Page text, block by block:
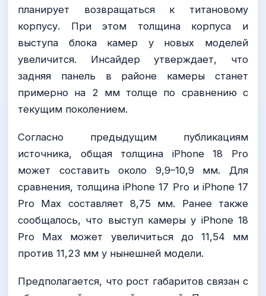
планирует возвращаться к титановому
корпусу. При этом толщина корпуса и
выступа блока камер у новых моделей
увеличится. Инсайдер утверждает, что
задняя панель в районе камеры станет
примерно на 2 мм толще по сравнению с
текущим поколением.
Согласно предыдущим публикациям
источника, общая толщина iPhone 18 Pro
может составить около 9,9–10,9 мм. Для
сравнения, толщина iPhone 17 Pro и iPhone 17
Pro Max составляет 8,75 мм. Ранее также
сообщалось, что выступ камеры у iPhone 18
Pro Max может увеличиться до 11,54 мм
против 11,23 мм у нынешней модели.
Предполагается, что рост габаритов связан с